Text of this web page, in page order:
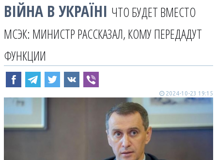
ВІЙНА В УКРАЇНІ ЧТО БУДЕТ ВМЕСТО
МСЭК: МИНИСТР РАССКАЗАЛ, КОМУ ПЕРЕДАДУТ
ФУНКЦИИ
2024-10-23 19:15